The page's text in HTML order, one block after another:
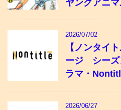
ヤングアニ
2026/07/02
【ノンタイ
ージ シーズ
ラマ・
2026/06/27